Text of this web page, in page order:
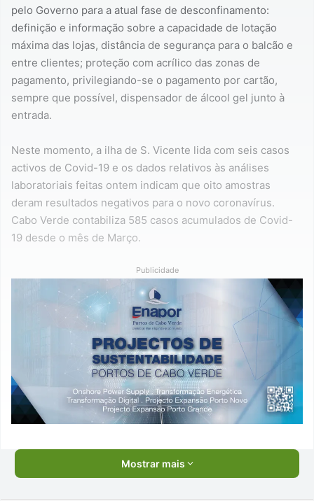
pelo Governo para a atual fase de desconfinamento:
definição e informação sobre a capacidade de lotação
máxima das lojas, distância de segurança para o balcão e
entre clientes; proteção com acrílico das zonas de
pagamento, privilegiando-se o pagamento por cartão,
sempre que possível, dispensador de álcool gel junto à
entrada.
Neste momento, a ilha de S. Vicente lida com seis casos
activos de Covid-19 e os dados relativos às análises
laboratoriais feitas ontem indicam que oito amostras
deram resultados negativos para o novo coronavírus.
Cabo Verde contabiliza 585 casos acumulados de Covid-
19 desde o mês de Março.
Publicidade
Mostrar mais